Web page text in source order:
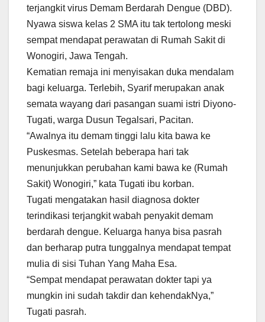
terjangkit virus Demam Berdarah Dengue (DBD).
Nyawa siswa kelas 2 SMA itu tak tertolong meski
sempat mendapat perawatan di Rumah Sakit di
Wonogiri, Jawa Tengah.
Kematian remaja ini menyisakan duka mendalam
bagi keluarga. Terlebih, Syarif merupakan anak
semata wayang dari pasangan suami istri Diyono-
Tugati, warga Dusun Tegalsari, Pacitan.
“Awalnya itu demam tinggi lalu kita bawa ke
Puskesmas. Setelah beberapa hari tak
menunjukkan perubahan kami bawa ke (Rumah
Sakit) Wonogiri,” kata Tugati ibu korban.
Tugati mengatakan hasil diagnosa dokter
terindikasi terjangkit wabah penyakit demam
berdarah dengue. Keluarga hanya bisa pasrah
dan berharap putra tunggalnya mendapat tempat
mulia di sisi Tuhan Yang Maha Esa.
“Sempat mendapat perawatan dokter tapi ya
mungkin ini sudah takdir dan kehendakNya,”
Tugati pasrah.